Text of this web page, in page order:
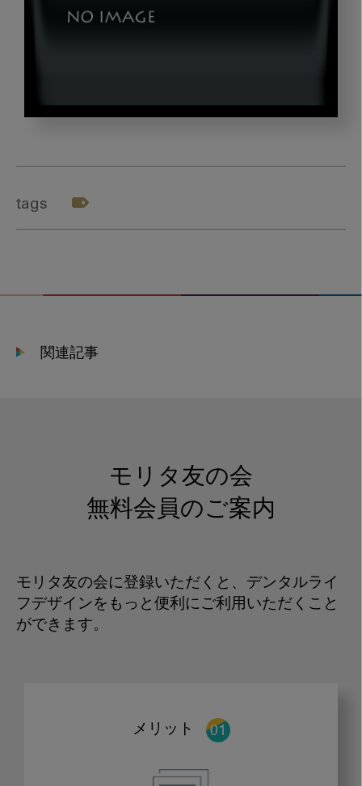
tags
関連記事
モリタ友の会
無料会員のご案内
モリタ友の会に登録いただくと、デンタルライ
フデザインをもっと便利にご利用いただくこと
ができます。
メリット